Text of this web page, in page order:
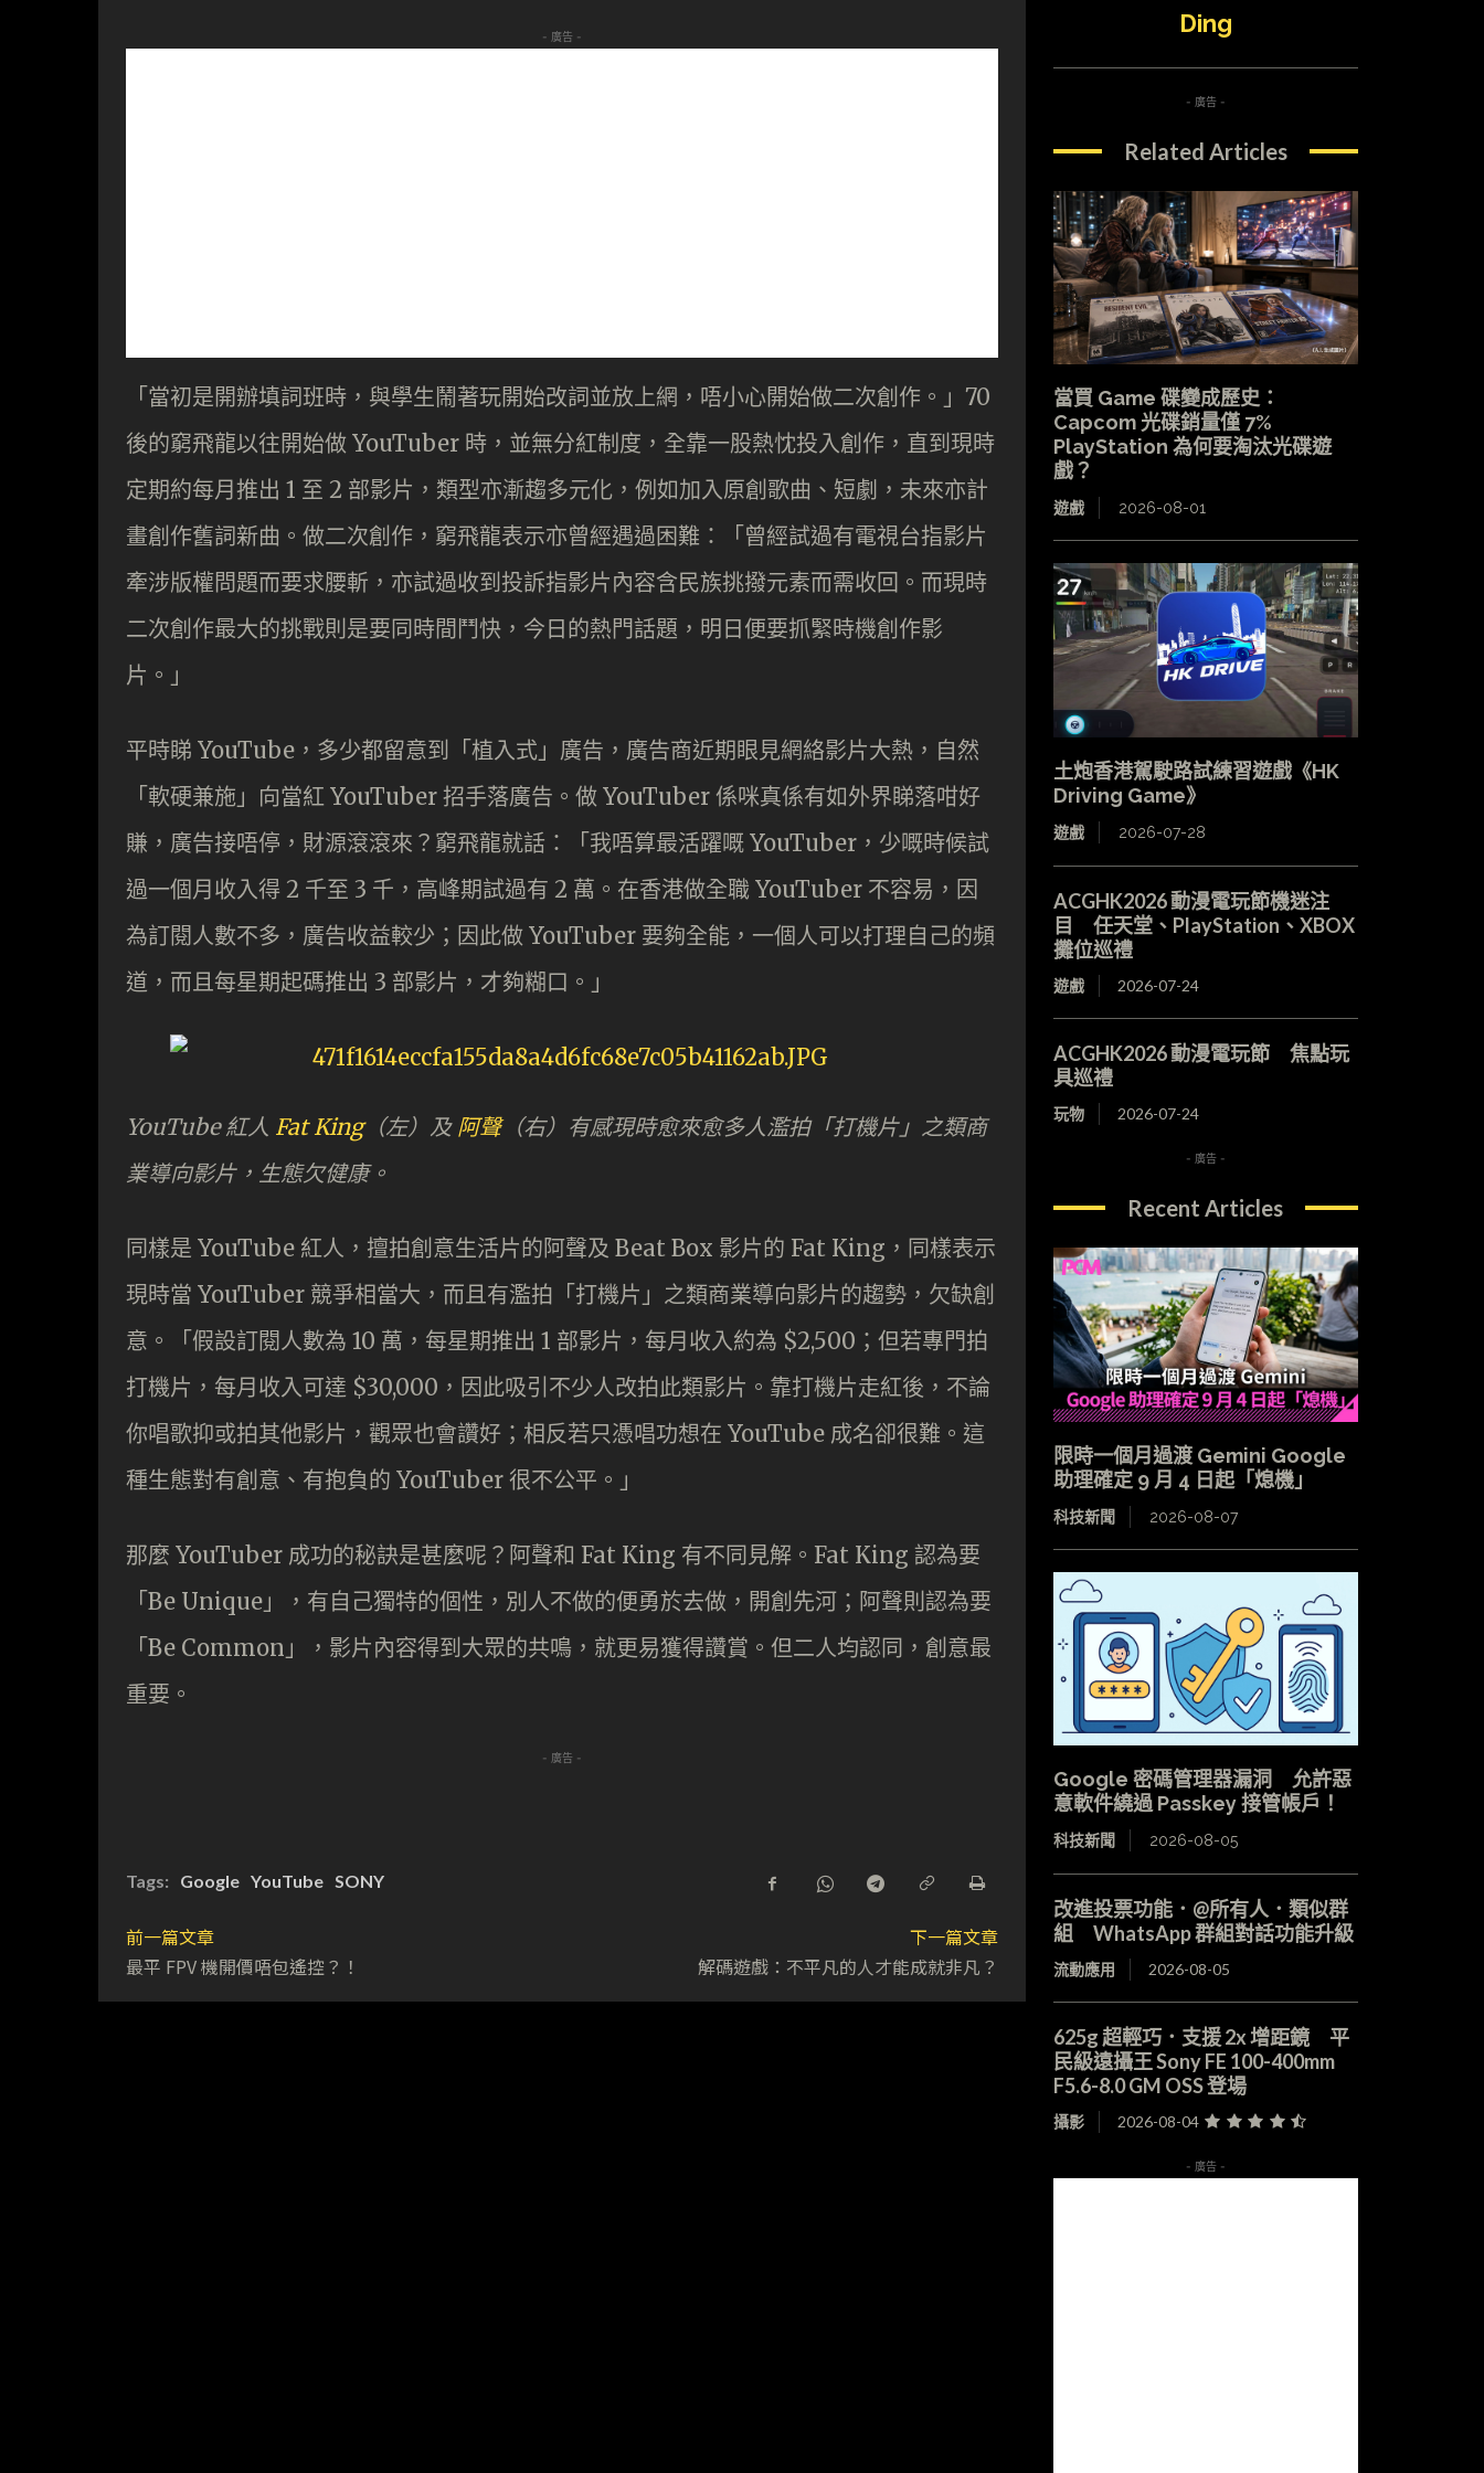
- 廣告 -
「當初是開辦填詞班時，與學生鬧著玩開始改詞並放上網，唔小心開始做二次創作。」70
後的窮飛龍以往開始做 YouTuber 時，並無分紅制度，全靠一股熱忱投入創作，直到現時
定期約每月推出 1 至 2 部影片，類型亦漸趨多元化，例如加入原創歌曲、短劇，未來亦計
畫創作舊詞新曲。做二次創作，窮飛龍表示亦曾經遇過困難：「曾經試過有電視台指影片
牽涉版權問題而要求腰斬，亦試過收到投訴指影片內容含民族挑撥元素而需收回。而現時
二次創作最大的挑戰則是要同時間鬥快，今日的熱門話題，明日便要抓緊時機創作影
片。」
平時睇 YouTube，多少都留意到「植入式」廣告，廣告商近期眼見網絡影片大熱，自然
「軟硬兼施」向當紅 YouTuber 招手落廣告。做 YouTuber 係咪真係有如外界睇落咁好
賺，廣告接唔停，財源滾滾來？窮飛龍就話：「我唔算最活躍嘅 YouTuber，少嘅時候試
過一個月收入得 2 千至 3 千，高峰期試過有 2 萬。在香港做全職 YouTuber 不容易，因
為訂閱人數不多，廣告收益較少；因此做 YouTuber 要夠全能，一個人可以打理自己的頻
道，而且每星期起碼推出 3 部影片，才夠糊口。」
YouTube 紅人 Fat King（左）及 阿聲（右）有感現時愈來愈多人濫拍「打機片」之類商
業導向影片，生態欠健康。
同樣是 YouTube 紅人，擅拍創意生活片的阿聲及 Beat Box 影片的 Fat King，同樣表示
現時當 YouTuber 競爭相當大，而且有濫拍「打機片」之類商業導向影片的趨勢，欠缺創
意。「假設訂閱人數為 10 萬，每星期推出 1 部影片，每月收入約為 $2,500；但若專門拍
打機片，每月收入可達 $30,000，因此吸引不少人改拍此類影片。靠打機片走紅後，不論
你唱歌抑或拍其他影片，觀眾也會讚好；相反若只憑唱功想在 YouTube 成名卻很難。這
種生態對有創意、有抱負的 YouTuber 很不公平。」
那麼 YouTuber 成功的秘訣是甚麼呢？阿聲和 Fat King 有不同見解。Fat King 認為要
「Be Unique」，有自己獨特的個性，別人不做的便勇於去做，開創先河；阿聲則認為要
「Be Common」，影片內容得到大眾的共鳴，就更易獲得讚賞。但二人均認同，創意最
重要。
- 廣告 -
Tags: Google YouTube SONY
前一篇文章
最平 FPV 機開價唔包遙控？！
下一篇文章
解碼遊戲：不平凡的人才能成就非凡？
Ding
- 廣告 -
Related Articles
當買 Game 碟變成歷史：
Capcom 光碟銷量僅 7%
PlayStation 為何要淘汰光碟遊
戲？
遊戲 2026-08-01
土炮香港駕駛路試練習遊戲《HK
Driving Game》
遊戲 2026-07-28
ACGHK2026 動漫電玩節機迷注
目 任天堂、PlayStation、XBOX
攤位巡禮
遊戲 2026-07-24
ACGHK2026 動漫電玩節 焦點玩
具巡禮
玩物 2026-07-24
- 廣告 -
Recent Articles
限時一個月過渡 Gemini Google
助理確定 9 月 4 日起「熄機」
科技新聞 2026-08-07
Google 密碼管理器漏洞 允許惡
意軟件繞過 Passkey 接管帳戶！
科技新聞 2026-08-05
改進投票功能．@所有人．類似群
組 WhatsApp 群組對話功能升級
流動應用 2026-08-05
625g 超輕巧．支援 2x 增距鏡 平
民級遠攝王 Sony FE 100-400mm
F5.6-8.0 GM OSS 登場
攝影 2026-08-04
- 廣告 -